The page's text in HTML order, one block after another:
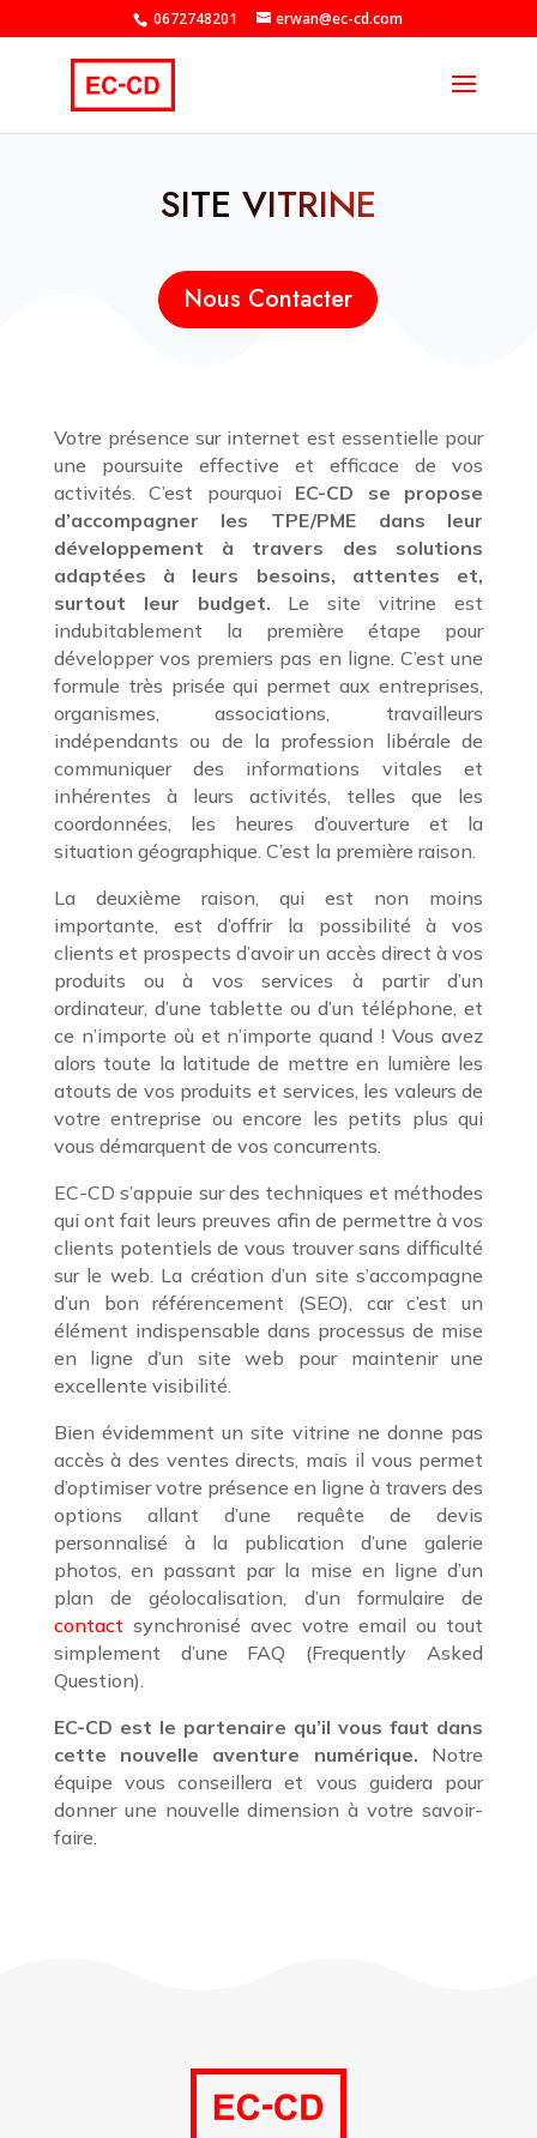
0672748201 erwan@ec-cd.com
SITE VITRINE
Nous Contacter
Votre présence sur internet est essentielle pour
une poursuite effective et efficace de vos
activités. C’est pourquoi EC-CD se propose
d’accompagner les TPE/PME dans leur
développement à travers des solutions
adaptées à leurs besoins, attentes et,
surtout leur budget. Le site vitrine est
indubitablement la première étape pour
développer vos premiers pas en ligne. C’est une
formule très prisée qui permet aux entreprises,
organismes, associations, travailleurs
indépendants ou de la profession libérale de
communiquer des informations vitales et
inhérentes à leurs activités, telles que les
coordonnées, les heures d’ouverture et la
situation géographique. C’est la première raison.
La deuxième raison, qui est non moins
importante, est d’offrir la possibilité à vos
clients et prospects d’avoir un accès direct à vos
produits ou à vos services à partir d’un
ordinateur, d’une tablette ou d’un téléphone, et
ce n’importe où et n’importe quand ! Vous avez
alors toute la latitude de mettre en lumière les
atouts de vos produits et services, les valeurs de
votre entreprise ou encore les petits plus qui
vous démarquent de vos concurrents.
EC-CD s’appuie sur des techniques et méthodes
qui ont fait leurs preuves afin de permettre à vos
clients potentiels de vous trouver sans difficulté
sur le web. La création d’un site s’accompagne
d’un bon référencement (SEO), car c’est un
élément indispensable dans processus de mise
en ligne d’un site web pour maintenir une
excellente visibilité.
Bien évidemment un site vitrine ne donne pas
accès à des ventes directs, mais il vous permet
d’optimiser votre présence en ligne à travers des
options allant d’une requête de devis
personnalisé à la publication d’une galerie
photos, en passant par la mise en ligne d’un
plan de géolocalisation, d’un formulaire de
contact synchronisé avec votre email ou tout
simplement d’une FAQ (Frequently Asked
Question).
EC-CD est le partenaire qu’il vous faut dans
cette nouvelle aventure numérique. Notre
équipe vous conseillera et vous guidera pour
donner une nouvelle dimension à votre savoir-
faire.